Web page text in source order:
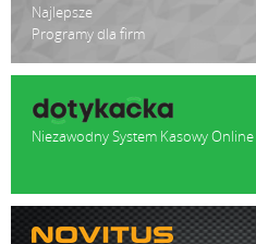
Najlepsze
Programy dla firm
Niezawodny System Kasowy Online